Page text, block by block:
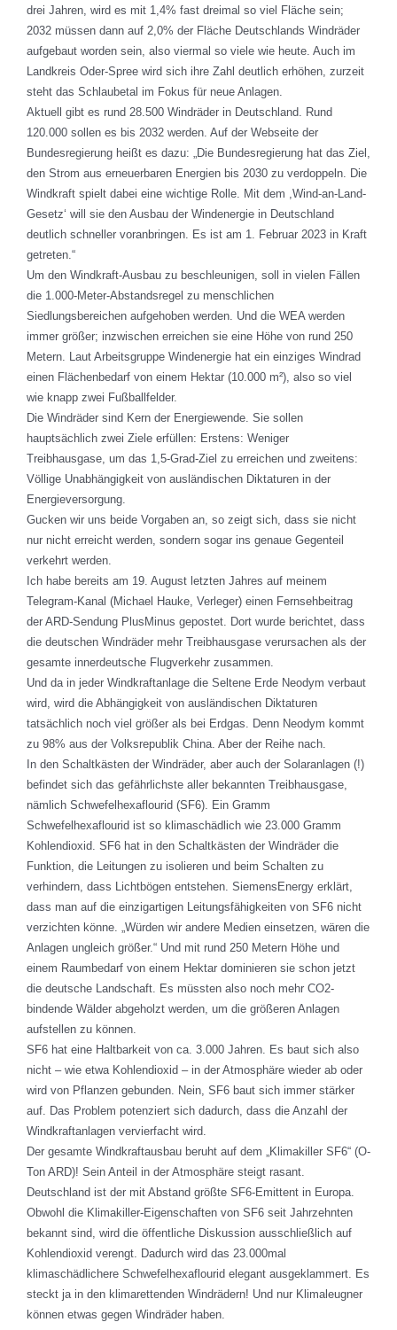
drei Jahren, wird es mit 1,4% fast dreimal so viel Fläche sein;
2032 müssen dann auf 2,0% der Fläche Deutschlands Windräder
aufgebaut worden sein, also viermal so viele wie heute. Auch im
Landkreis Oder-Spree wird sich ihre Zahl deutlich erhöhen, zurzeit
steht das Schlaubetal im Fokus für neue Anlagen.
Aktuell gibt es rund 28.500 Windräder in Deutschland. Rund
120.000 sollen es bis 2032 werden. Auf der Webseite der
Bundesregierung heißt es dazu: „Die Bundesregierung hat das Ziel,
den Strom aus erneuerbaren Energien bis 2030 zu verdoppeln. Die
Windkraft spielt dabei eine wichtige Rolle. Mit dem ,Wind-an-Land-
Gesetz‘ will sie den Ausbau der Windenergie in Deutschland
deutlich schneller voranbringen. Es ist am 1. Februar 2023 in Kraft
getreten.“
Um den Windkraft-Ausbau zu beschleunigen, soll in vielen Fällen
die 1.000-Meter-Abstandsregel zu menschlichen
Siedlungsbereichen aufgehoben werden. Und die WEA werden
immer größer; inzwischen erreichen sie eine Höhe von rund 250
Metern. Laut Arbeitsgruppe Windenergie hat ein einziges Windrad
einen Flächenbedarf von einem Hektar (10.000 m²), also so viel
wie knapp zwei Fußballfelder.
Die Windräder sind Kern der Energiewende. Sie sollen
hauptsächlich zwei Ziele erfüllen: Erstens: Weniger
Treibhausgase, um das 1,5-Grad-Ziel zu erreichen und zweitens:
Völlige Unabhängigkeit von ausländischen Diktaturen in der
Energieversorgung.
Gucken wir uns beide Vorgaben an, so zeigt sich, dass sie nicht
nur nicht erreicht werden, sondern sogar ins genaue Gegenteil
verkehrt werden.
Ich habe bereits am 19. August letzten Jahres auf meinem
Telegram-Kanal (Michael Hauke, Verleger) einen Fernsehbeitrag
der ARD-Sendung PlusMinus gepostet. Dort wurde berichtet, dass
die deutschen Windräder mehr Treibhausgase verursachen als der
gesamte innerdeutsche Flugverkehr zusammen.
Und da in jeder Windkraftanlage die Seltene Erde Neodym verbaut
wird, wird die Abhängigkeit von ausländischen Diktaturen
tatsächlich noch viel größer als bei Erdgas. Denn Neodym kommt
zu 98% aus der Volksrepublik China. Aber der Reihe nach.
In den Schaltkästen der Windräder, aber auch der Solaranlagen (!)
befindet sich das gefährlichste aller bekannten Treibhausgase,
nämlich Schwefelhexaflourid (SF6). Ein Gramm
Schwefelhexaflourid ist so klimaschädlich wie 23.000 Gramm
Kohlendioxid. SF6 hat in den Schaltkästen der Windräder die
Funktion, die Leitungen zu isolieren und beim Schalten zu
verhindern, dass Lichtbögen entstehen. SiemensEnergy erklärt,
dass man auf die einzigartigen Leitungsfähigkeiten von SF6 nicht
verzichten könne. „Würden wir andere Medien einsetzen, wären die
Anlagen ungleich größer.“ Und mit rund 250 Metern Höhe und
einem Raumbedarf von einem Hektar dominieren sie schon jetzt
die deutsche Landschaft. Es müssten also noch mehr CO2-
bindende Wälder abgeholzt werden, um die größeren Anlagen
aufstellen zu können.
SF6 hat eine Haltbarkeit von ca. 3.000 Jahren. Es baut sich also
nicht – wie etwa Kohlendioxid – in der Atmosphäre wieder ab oder
wird von Pflanzen gebunden. Nein, SF6 baut sich immer stärker
auf. Das Problem potenziert sich dadurch, dass die Anzahl der
Windkraftanlagen vervierfacht wird.
Der gesamte Windkraftausbau beruht auf dem „Klimakiller SF6“ (O-
Ton ARD)! Sein Anteil in der Atmosphäre steigt rasant.
Deutschland ist der mit Abstand größte SF6-Emittent in Europa.
Obwohl die Klimakiller-Eigenschaften von SF6 seit Jahrzehnten
bekannt sind, wird die öffentliche Diskussion ausschließlich auf
Kohlendioxid verengt. Dadurch wird das 23.000mal
klimaschädlichere Schwefelhexaflourid elegant ausgeklammert. Es
steckt ja in den klimarettenden Windrädern! Und nur Klimaleugner
können etwas gegen Windräder haben.